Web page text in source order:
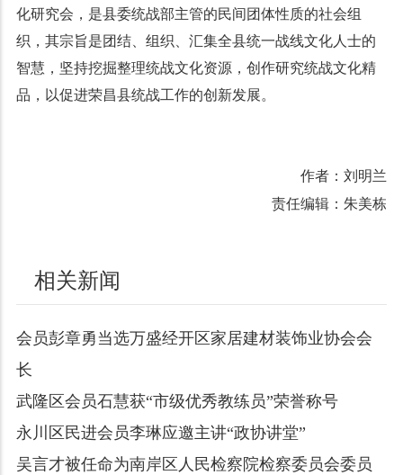
化研究会，是县委统战部主管的民间团体性质的社会组
织，其宗旨是团结、组织、汇集全县统一战线文化人士的
智慧，坚持挖掘整理统战文化资源，创作研究统战文化精
品，以促进荣昌县统战工作的创新发展。
作者：刘明兰
责任编辑：朱美栋
相关新闻
会员彭章勇当选万盛经开区家居建材装饰业协会会
长
武隆区会员石慧获“市级优秀教练员”荣誉称号
永川区民进会员李琳应邀主讲“政协讲堂”
吴言才被任命为南岸区人民检察院检察委员会委员